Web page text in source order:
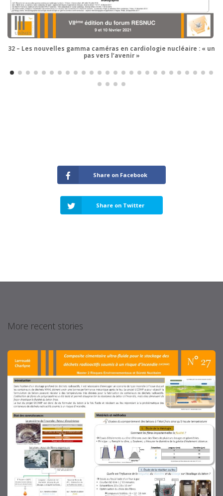
32 – Les nouvelles gamma caméras en cardiologie nucléaire : « un
pas vers l’avenir »
Share on Facebook
Share on Twitter
More recent stories